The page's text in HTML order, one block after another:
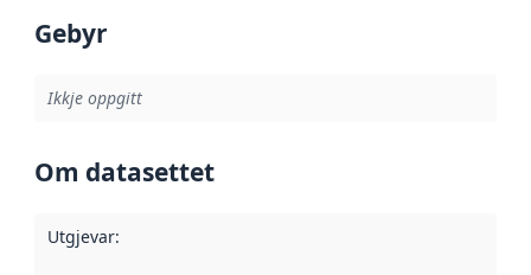
Gebyr
Ikkje oppgitt
Om datasettet
Utgjevar: